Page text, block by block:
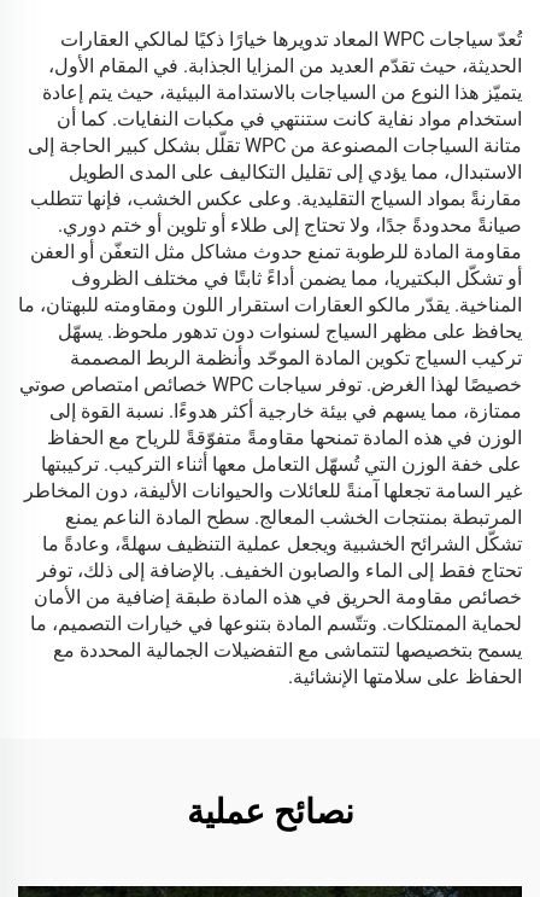
تُعدّ سياجات WPC المعاد تدويرها خيارًا ذكيًا لمالكي العقارات
الحديثة، حيث تقدّم العديد من المزايا الجذابة. في المقام الأول،
يتميّز هذا النوع من السياجات بالاستدامة البيئية، حيث يتم إعادة
استخدام مواد نفاية كانت ستنتهي في مكبات النفايات. كما أن
متانة السياجات المصنوعة من WPC تقلّل بشكل كبير الحاجة إلى
الاستبدال، مما يؤدي إلى تقليل التكاليف على المدى الطويل
مقارنةً بمواد السياج التقليدية. وعلى عكس الخشب، فإنها تتطلب
صيانةً محدودةً جدًا، ولا تحتاج إلى طلاء أو تلوين أو ختم دوري.
مقاومة المادة للرطوبة تمنع حدوث مشاكل مثل التعفّن أو العفن
أو تشكّل البكتيريا، مما يضمن أداءً ثابتًا في مختلف الظروف
المناخية. يقدّر مالكو العقارات استقرار اللون ومقاومته للبهتان، ما
يحافظ على مظهر السياج لسنوات دون تدهور ملحوظ. يسهّل
تركيب السياج تكوين المادة الموحّد وأنظمة الربط المصممة
خصيصًا لهذا الغرض. توفر سياجات WPC خصائص امتصاص صوتي
ممتازة، مما يسهم في بيئة خارجية أكثر هدوءًا. نسبة القوة إلى
الوزن في هذه المادة تمنحها مقاومةً متفوّقةً للرياح مع الحفاظ
على خفة الوزن التي تُسهّل التعامل معها أثناء التركيب. تركيبتها
غير السامة تجعلها آمنةً للعائلات والحيوانات الأليفة، دون المخاطر
المرتبطة بمنتجات الخشب المعالج. سطح المادة الناعم يمنع
تشكّل الشرائح الخشبية ويجعل عملية التنظيف سهلةً، وعادةً ما
تحتاج فقط إلى الماء والصابون الخفيف. بالإضافة إلى ذلك، توفر
خصائص مقاومة الحريق في هذه المادة طبقة إضافية من الأمان
لحماية الممتلكات. وتتّسم المادة بتنوعها في خيارات التصميم، ما
يسمح بتخصيصها لتتماشى مع التفضيلات الجمالية المحددة مع
الحفاظ على سلامتها الإنشائية.
نصائح عملية